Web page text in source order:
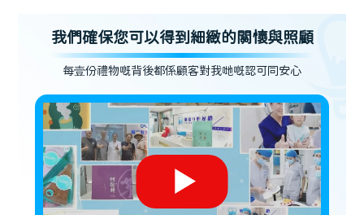
我們確保您可以得到細緻的關懷與照顧
每壹份禮物嘅背後都係顧客對我哋嘅認可同安心